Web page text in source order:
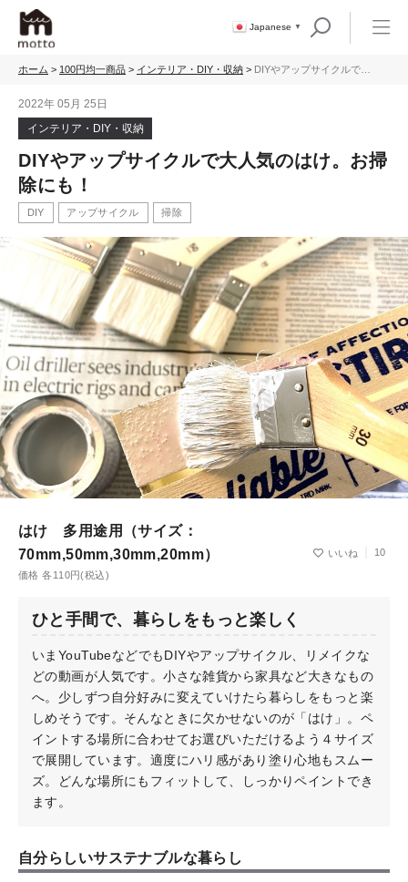
Japanese ▼
ホーム > 100円均一商品 > インテリア・DIY・収納 > DIYやアップサイクルで大
2022年 05月 25日
インテリア・DIY・収納
DIYやアップサイクルで大人気のはけ。お掃
除にも！
DIY アップサイクル 掃除
10
はけ 多用途用（サイズ：
70mm,50mm,30mm,20mm）
価格 各110円(税込)
ひと手間で、暮らしをもっと楽しく
いまYouTubeなどでもDIYやアップサイクル、リメイクな
どの動画が人気です。小さな雑貨から家具など大きなもの
へ。少しずつ自分好みに変えていけたら暮らしをもっと楽
しめそうです。そんなときに欠かせないのが「はけ」。ペ
イントする場所に合わせてお選びいただけるよう４サイズ
で展開しています。適度にハリ感があり塗り心地もスムー
ズ。どんな場所にもフィットして、しっかりペイントでき
ます。
自分らしいサステナブルな暮らし